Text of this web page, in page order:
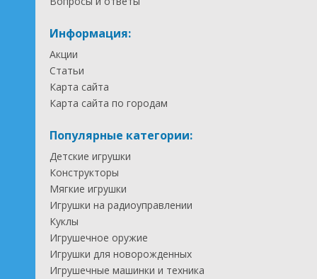
Информация:
Акции
Статьи
Карта сайта
Карта сайта по городам
Популярные категории:
Детские игрушки
Конструкторы
Мягкие игрушки
Игрушки на радиоуправлении
Куклы
Игрушечное оружие
Игрушки для новорожденных
Игрушечные машинки и техника